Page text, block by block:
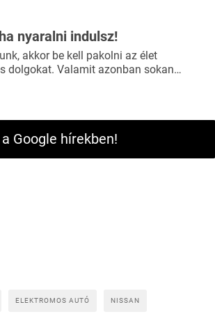
nyaralni indulsz!
akkor be kell pakolni az élet
dolgokat. Valamit azonban sokan…
Google hírekben!
ELEKTROMOS AUTÓ NISSAN